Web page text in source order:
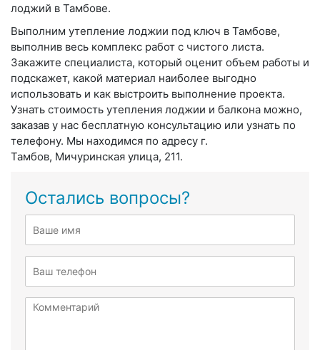
лоджий в Тамбове.
Выполним утепление лоджии под ключ в Тамбове,
выполнив весь комплекс работ с чистого листа.
Закажите специалиста, который оценит объем работы и
подскажет, какой материал наиболее выгодно
использовать и как выстроить выполнение проекта.
Узнать стоимость утепления лоджии и балкона можно,
заказав у нас бесплатную консультацию или узнать по
телефону. Мы находимся по адресу г.
Тамбов, Мичуринская улица, 211.
Остались вопросы?